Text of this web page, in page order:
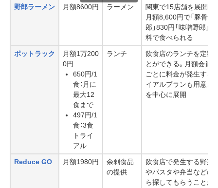
野郎ラーメン 月額8600円 ラーメン
関東で15店舗を展開す
月額8,600円で「豚骨野
郎」830円「味噌野郎」
料で食べられる
ポットラック
月額1万200
0円
650円/1
食：月に
最大12
食まで
497円/1
食：3食
トライ
アル
ランチ
飲食店のランチを定額
とができる。月額会員
ごとに料金が発生する
イアルプランも用意さ
を中心に展開
Reduce GO 月額1980円
余剰食品
の提供
飲食店で発生する野菜
やパスタや弁当などの
ら探してもらうことが